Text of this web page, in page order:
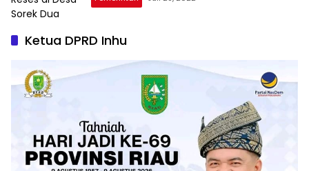
Ketua DPRD Inhu